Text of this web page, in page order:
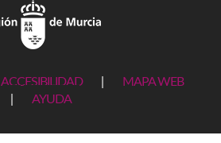
ACCESIBILIDAD
MAPA WEB
AYUDA